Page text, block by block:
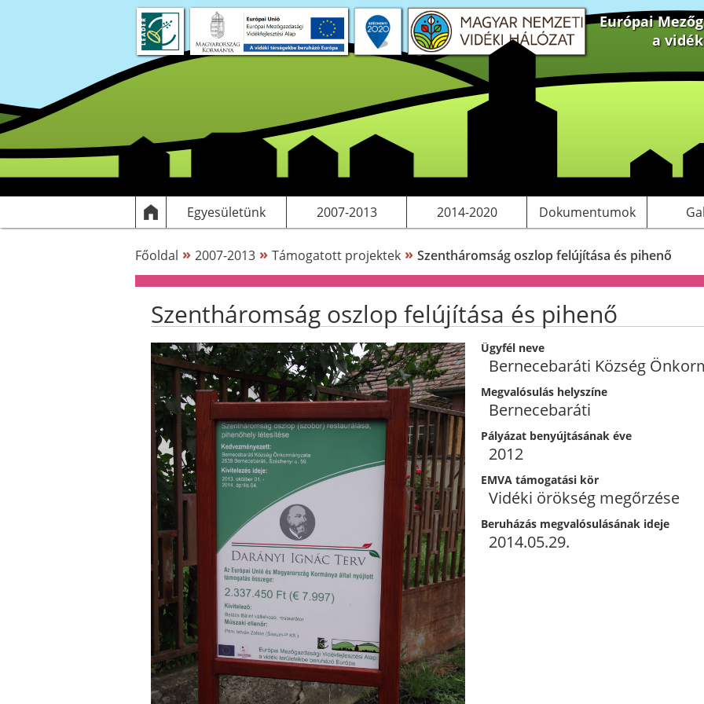
Európai
a
Egyesületünk 2007-2013 2014-2020 Dokumentumok
Főoldal » 2007-2013 » Támogatott projektek » Szentháromság oszlop felújítása és pihenő
Szentháromság oszlop felújítása és pihenő
Ügyfél neve
Bernecebaráti Község
Megvalósulás helyszíne
Bernecebaráti
Pályázat benyújtásának éve
2012
EMVA támogatási kör
Vidéki örökség megőrzése
Beruházás megvalósulásának ideje
2014.05.29.
Rólunk Elérhetőségek Saját pályázatok, kiadványok Működési költségeink
Dokumentumok Támogatott projektek
Egyesülethez csatlakozás HFS tervezés LEADER